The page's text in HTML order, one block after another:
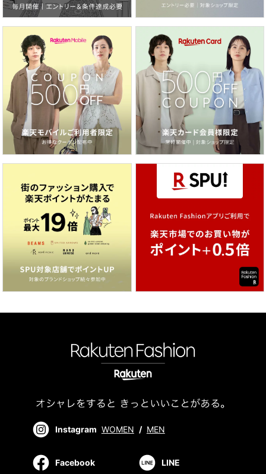
Instagram WOMEN / MEN
Facebook LINE